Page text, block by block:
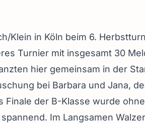
Klein in Köln beim 6.
Turnier mit insgesamt 30
hier gemeinsam in der
bei Barbara und Jana,
Finale der B-Klasse wurde
Im Langsamen